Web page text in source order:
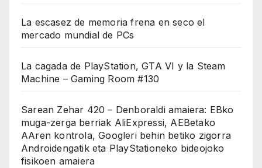
La escasez de memoria frena en seco el
mercado mundial de PCs
La cagada de PlayStation, GTA VI y la Steam
Machine – Gaming Room #130
Sarean Zehar 420 – Denboraldi amaiera: EBko
muga-zerga berriak AliExpressi, AEBetako
AAren kontrola, Googleri behin betiko zigorra
Androidengatik eta PlayStationeko bideojoko
fisikoen amaiera